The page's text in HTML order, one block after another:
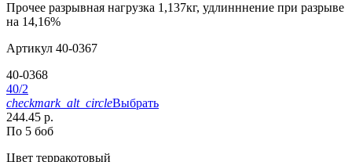
Прочее разрывная нагрузка 1,137кг, удлинннение при разрыве
на 14,16%
Артикул 40-0367
40-0368
40/2
checkmark_alt_circleВыбрать
244.45 р.
По 5 боб
Цвет терракотовый